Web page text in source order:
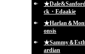
ck・Edaakie
★Harlan＆
onsis
★Sammy＆
ardian